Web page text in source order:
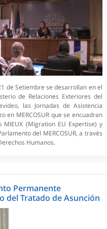
de Setiembre se desarrollan en el
de Relaciones Exteriores del
las Jornadas de Asistencia
en MERCOSUR que se encuadran
(Migration EU Expertise) y
del MERCOSUR, a través
Humanos.
Permanente
del Tratado de Asunción